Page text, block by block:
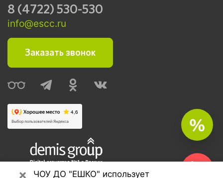
%
8 (4722) 530-530
info@escc.ru
Заказать звонок
Seo продвижение сайтов
ЧОУ ДО "ЕШКО" использует
×